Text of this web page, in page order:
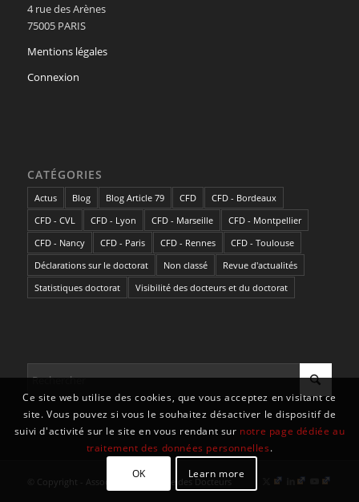
4 rue des Arènes
75005 PARIS
Mentions légales
Connexion
CATÉGORIES
Actus Blog Blog Article 79 CFD
CFD - Bordeaux
CFD - CVL
CFD - Lyon CFD - Marseille
CFD - Montpellier
CFD - Nancy
CFD - Paris CFD - Rennes
CFD - Toulouse
Déclarations sur le doctorat
Non classé
Revue d'actualités
Statistiques doctorat
Visibilité des docteurs et du doctorat
© Copyright - Association Nationale des Docteurs
Ce site web utilise des cookies, que vous acceptez en visitant ce
site. Vous pouvez si vous le souhaitez désactiver le dispositif de
suivi d'activité sur le site en vous rendant sur notre page dédiée au
traitement des données personnelles.
OK
Learn more